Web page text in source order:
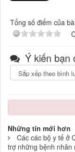
Tổng số điểm của
Ý kiến bạn
Những tin mới hơn
Các các bộ y tế ở
trợ những bệnh nhân